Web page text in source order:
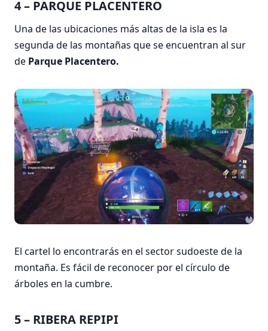
4 – PARQUE PLACENTERO
Una de las ubicaciones más altas de la isla es la
segunda de las montañas que se encuentran al sur
de Parque Placentero.
El cartel lo encontrarás en el sector sudoeste de la
montaña. Es fácil de reconocer por el círculo de
árboles en la cumbre.
5 – RIBERA REPIPI